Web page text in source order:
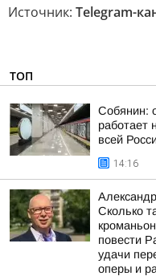
Источник: Telegram-
ТОП
Собянин:
работает
всей
14:16
Сколько
повести
удачи
оперы и